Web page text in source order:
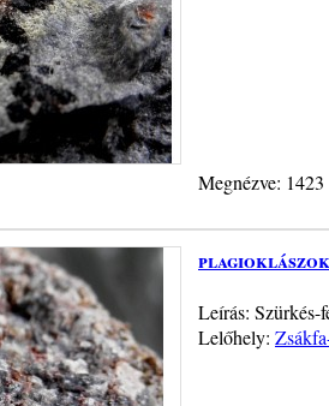
Megnézve:
plagioklászok
Leírás:
Lelőhely: